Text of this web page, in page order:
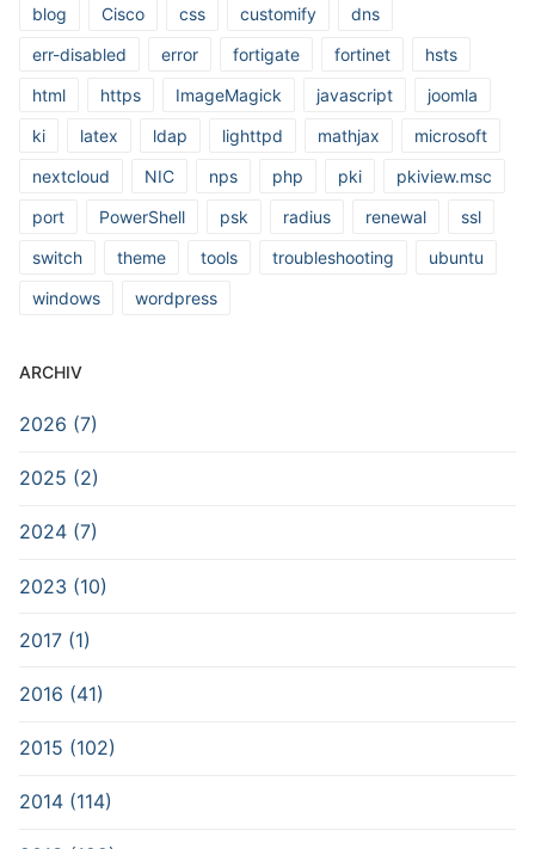
blog
Cisco css customify
dns
err-disabled
error fortigate fortinet
hsts
html
https ImageMagick javascript
joomla
ki
latex ldap lighttpd mathjax
microsoft
nextcloud
NIC nps php pki
pkiview.msc
port
PowerShell psk radius renewal
ssl
switch
theme tools troubleshooting
ubuntu
windows
wordpress
ARCHIV
2026 (7)
2025 (2)
2024 (7)
2023 (10)
2017 (1)
2016 (41)
2015 (102)
2014 (114)